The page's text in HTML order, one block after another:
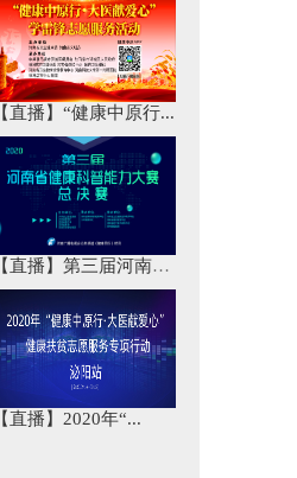
【直播】“健康中原行...
【直播】第三届河南省...
【直播】2020年“...